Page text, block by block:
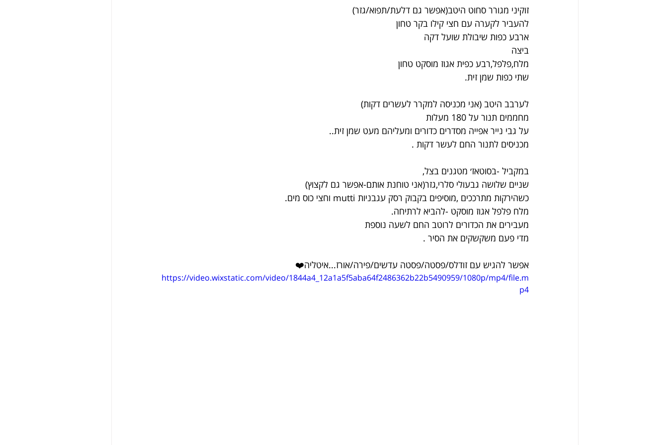
זוקיני מגורר סחוט היטב(אפשר גם דלעת/תפוא/גזר)
להעביר לקערה עם חצי קילו בקר טחון
ארבע כפות שיבולת שועל דקה
ביצה
מלח,פלפל,רבע כפית אגוז מוסקט טחון
שתי כפות שמן זית.
לערבב היטב (אני מכניסה למקרר לעשרים דקות)
מחממים תנור על 180 מעלות
על גבי נייר אפייה מסדרים כדורים ומעליהם מעט שמן זית..
מכניסים לתנור החם לעשר דקות .
במקביל -בסוטאז׳ מטגנים בצל,
שניים שלושה גבעולי סלרי,גזר(אני טוחנת אותם-אפשר גם לקצוץ)
כשהירקות מתרככים ,מוסיפים בקבוק רסק עגבניות mutti וחצי כוס מים.
מלח פלפל אגוז מוסקט -להביא לרתיחה.
מעבירים את הכדורים לרוטב החם לשעה נוספת
מדי פעם משקשקים את הסיר .
אפשר להגיש עם זודלס/פסטה/פסטה עדשים/פירה/אורז...איטליה❤️
https://video.wixstatic.com/video/1844a4_12a1a5f5aba64f2486362b22b5490959/1080p/mp4/file.m
p4